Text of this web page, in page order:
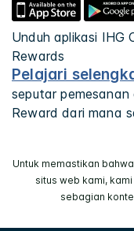
Unduh aplikasi IHG
Rewards
Pelajari
seputar
Reward dari mana
Untuk memastikan
situs web kami,
sebagian